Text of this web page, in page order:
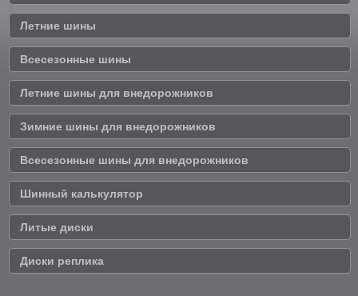
Летние шины
Всесезонные шины
Летние шины для внедорожников
Зимние шины для внедорожников
Всесезонные шины для внедорожников
Шинный калькулятор
Литые диски
Диски реплика